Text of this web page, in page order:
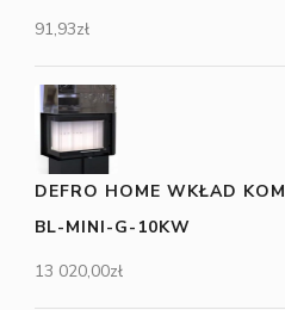
91,93zł
DEFRO HOME WKŁAD
BL-MINI-G-10KW
13 020,00zł